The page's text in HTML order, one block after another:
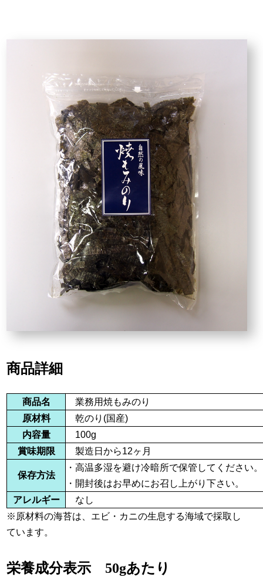
商品詳細
商品名
業務用焼もみのり
原材料
乾のり(国産)
内容量
100g
賞味期限
製造日から12ヶ月
保存方法
・高温多湿を避け冷暗所で保管してください。
・開封後はお早めにお召し上がり下さい。
アレルギー
なし
※原材料の海苔は、エビ・カニの生息する海域で採取し
ています。
栄養成分表示 50gあたり